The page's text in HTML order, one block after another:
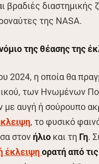
βραδιές διαστημικής
της NASA.
της θέασης της
2024, η οποία θα
των Ηνωμένων
με αυγή ή σούρουπο
, το φυσικό
στον ήλιο και τη Γη.
έκλειψηορατή από